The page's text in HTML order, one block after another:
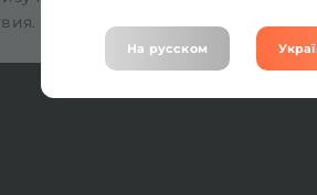
На русском